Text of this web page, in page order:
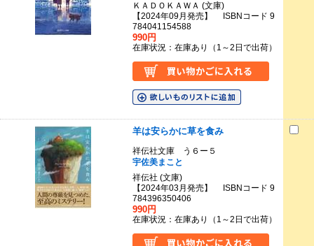
ＫＡＤＯＫＡＷＡ (文庫)
【2024年09月発売】 ISBNコード 9
784041154588
990円
在庫状況：在庫あり（1～2日で出荷）
羊は安らかに草を食み
祥伝社文庫 う６ー５
宇佐美まこと
祥伝社 (文庫)
【2024年03月発売】 ISBNコード 9
784396350406
990円
在庫状況：在庫あり（1～2日で出荷）